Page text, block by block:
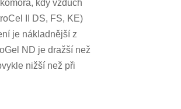
kdy vzduch
II DS, FS, KE)
je nákladnější z
ND je dražší než
nižší než při